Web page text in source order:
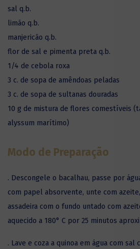
sal q.b.
limão q.b.
manjericão q.b.
flor de sal e pimenta preta q.b.
1/4 de cebola roxa
3 c. de sopa de amêndoas peladas
3 c. de sopa de sultanas douradas
10 g de mistura de flores comestíveis
alyssum marítimo)
Modo de Preparação
. Descongele o bacalhau, passe por
com papel absorvente, unte com
assadeira com o fundo untado com
aquecido a 180° C por 25 minutos
. Lave e coza a quinoa em água com sal